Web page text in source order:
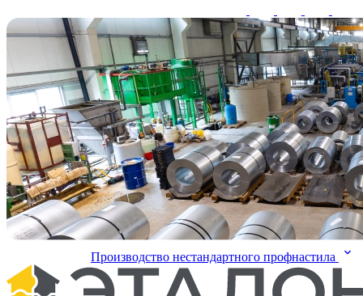
Производство нестандартного профнастила